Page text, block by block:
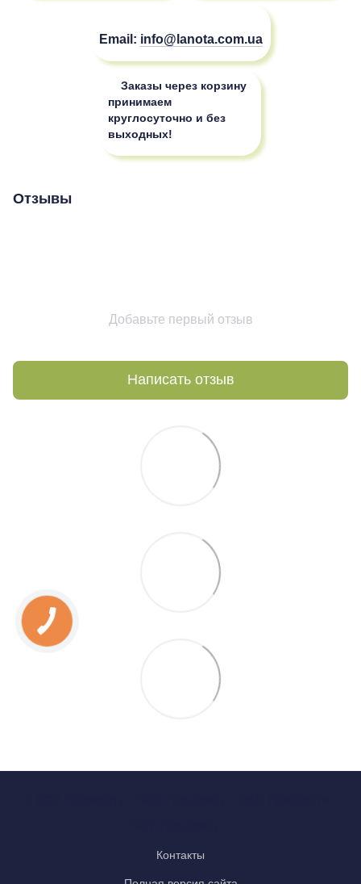
Email: info@lanota.com.ua
Заказы через корзину
принимаем
круглосуточно и без
выходных!
Отзывы
Добавьте первый отзыв
Написать отзыв
Контакты